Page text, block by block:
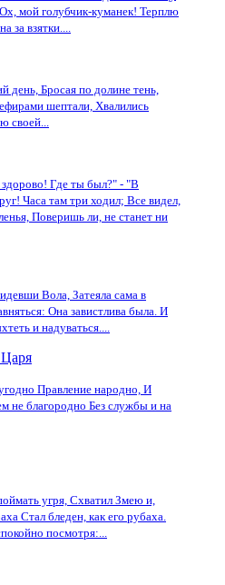
мой голубчик-куманек! Терплю
за взятки....
день, Бросая по долине тень,
шептали, Хвалились
своей...
Где ты был?" - "В
Часа там три ходил; Все видел,
Поверишь ли, не станет ни
Вола, Затеяла сама в
Она завистлива была. И
и надуваться....
Правление народно, И
не благородно Без службы и на
угря, Схватил Змею и,
Стал бледен, как его рубаха.
посмотря:...